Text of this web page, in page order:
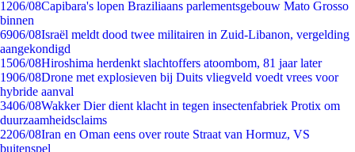
1206/08Capibara's lopen Braziliaans parlementsgebouw Mato Grosso
binnen
6906/08Israël meldt dood twee militairen in Zuid-Libanon, vergelding
aangekondigd
1506/08Hiroshima herdenkt slachtoffers atoombom, 81 jaar later
1906/08Drone met explosieven bij Duits vliegveld voedt vrees voor
hybride aanval
3406/08Wakker Dier dient klacht in tegen insectenfabriek Protix om
duurzaamheidsclaims
2206/08Iran en Oman eens over route Straat van Hormuz, VS
buitenspel